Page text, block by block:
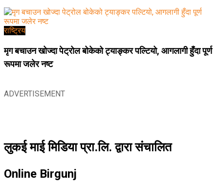
राष्ट्रिय
मृग बचाउन खोज्दा पेट्रोल बोकेको ट्याङ्कर पल्टियो, आगलागी हुँदा पूर्ण
रूपमा जलेर नष्ट
ADVERTISEMENT
लुकई माई मिडिया प्रा.लि. द्वारा संचालित
Online Birgunj